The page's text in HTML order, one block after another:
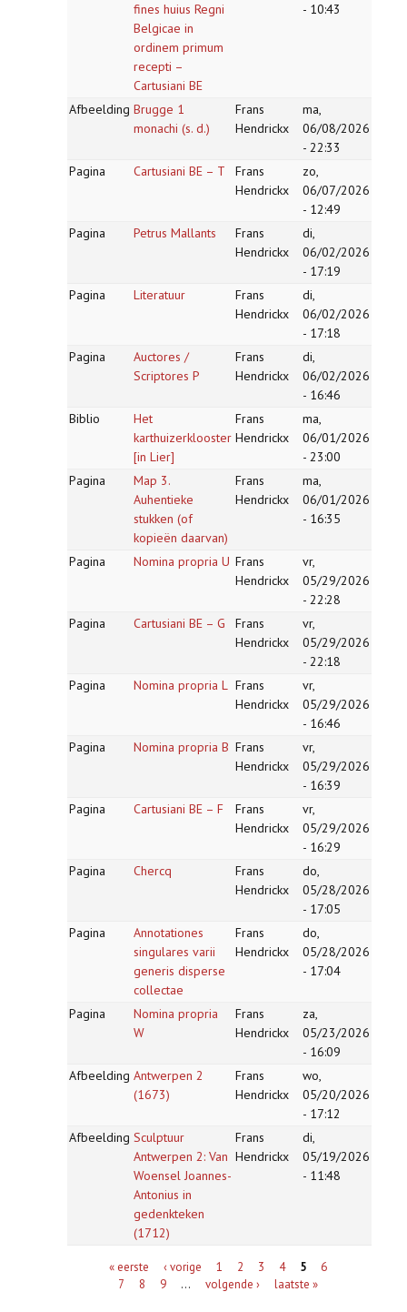
fines huius Regni
Belgicae in
ordinem primum
recepti –
Cartusiani BE
- 10:43
Afbeelding Brugge 1
monachi (s. d.)
Frans
Hendrickx
ma,
06/08/2026
- 22:33
Pagina
Cartusiani BE – T
Frans
Hendrickx
zo,
06/07/2026
- 12:49
Pagina
Petrus Mallants
Frans
Hendrickx
di,
06/02/2026
- 17:19
Pagina
Literatuur
Frans
Hendrickx
di,
06/02/2026
- 17:18
Pagina
Auctores /
Scriptores P
Frans
Hendrickx
di,
06/02/2026
- 16:46
Biblio
Het
karthuizerklooster
[in Lier]
Frans
Hendrickx
ma,
06/01/2026
- 23:00
Pagina
Map 3.
Auhentieke
stukken (of
kopieën daarvan)
Frans
Hendrickx
ma,
06/01/2026
- 16:35
Pagina Nomina propria U Frans
Hendrickx
vr,
05/29/2026
- 22:28
Pagina
Cartusiani BE – G
Frans
Hendrickx
vr,
05/29/2026
- 22:18
Pagina
Nomina propria L Frans
Hendrickx
vr,
05/29/2026
- 16:46
Pagina
Nomina propria B Frans
Hendrickx
vr,
05/29/2026
- 16:39
Pagina
Cartusiani BE – F
Frans
Hendrickx
vr,
05/29/2026
- 16:29
Pagina
Chercq
Frans
Hendrickx
do,
05/28/2026
- 17:05
Pagina
Annotationes
singulares varii
generis disperse
collectae
Frans
Hendrickx
do,
05/28/2026
- 17:04
Pagina
Nomina propria
W
Frans
Hendrickx
za,
05/23/2026
- 16:09
Afbeelding Antwerpen 2
(1673)
Frans
Hendrickx
wo,
05/20/2026
- 17:12
Afbeelding Sculptuur
Antwerpen 2: Van
Woensel Joannes-
Antonius in
gedenkteken
(1712)
Frans
Hendrickx
di,
05/19/2026
- 11:48
Pagina's« eerste ‹ vorige 1 2 3 4 5
6
7
8 9 … volgende › laatste »